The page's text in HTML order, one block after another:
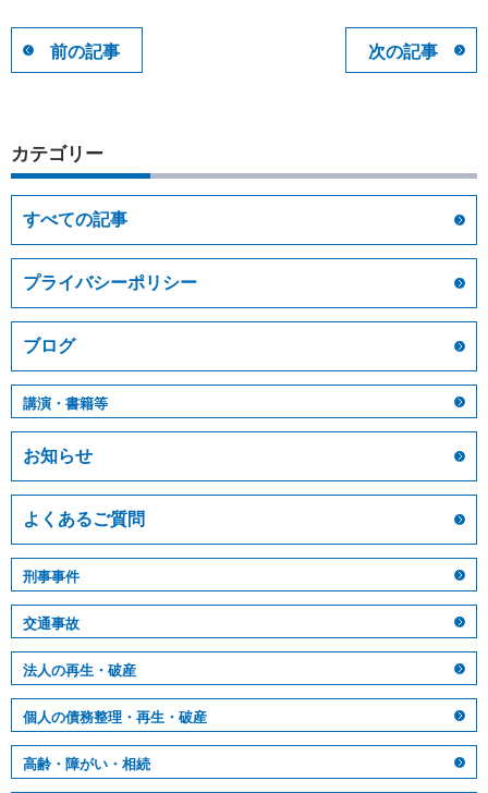
前の記事 次の記事
カテゴリー
すべての記事
プライバシーポリシー
ブログ
講演・書籍等
お知らせ
よくあるご質問
刑事事件
交通事故
法人の再生・破産
個人の債務整理・再生・破産
高齢・障がい・相続